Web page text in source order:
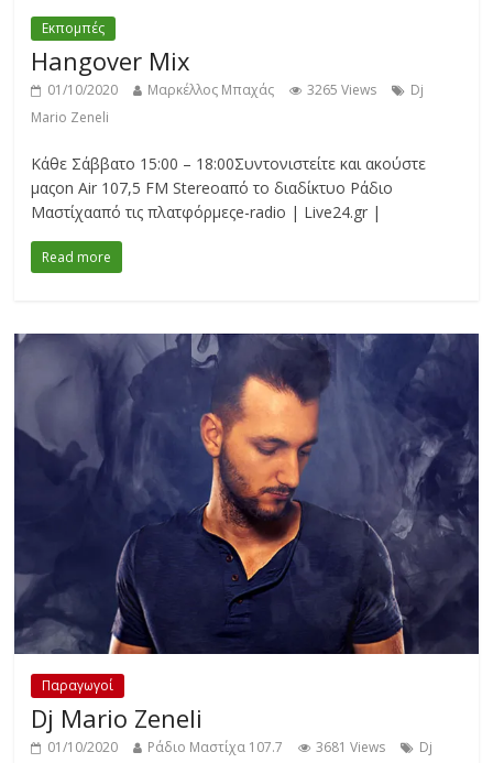
Εκπομπές
Hangover Mix
01/10/2020 Μαρκέλλος Μπαχάς 3265 Views
Dj
Mario Zeneli
Κάθε Σάββατο 15:00 – 18:00Συντονιστείτε και ακούστε
μαςon Air 107,5 FM Stereoαπό το διαδίκτυο Ράδιο
Μαστίχααπό τις πλατφόρμεςe-radio | Live24.gr |
Read more
Παραγωγοί
Dj Mario Zeneli
01/10/2020 Ράδιο Μαστίχα 107.7 3681 Views
Dj